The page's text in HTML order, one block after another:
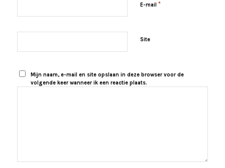
E-mail *
Site
Mijn naam, e-mail en site opslaan in deze browser voor de
volgende keer wanneer ik een reactie plaats.